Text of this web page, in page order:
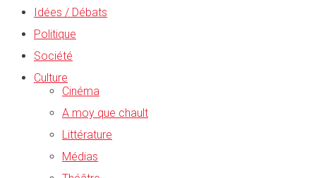
Idées / Débats
Politique
Société
Culture
Cinéma
A moy que chault
Littérature
Médias